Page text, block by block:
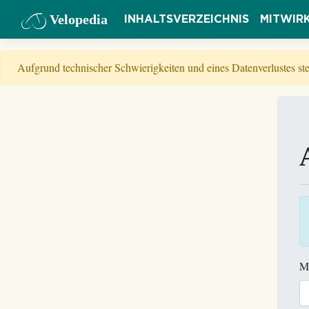
Velopedia INHALTSVERZEICHNIS
Aufgrund technischer Schwierigkeiten und eines Datenverlustes